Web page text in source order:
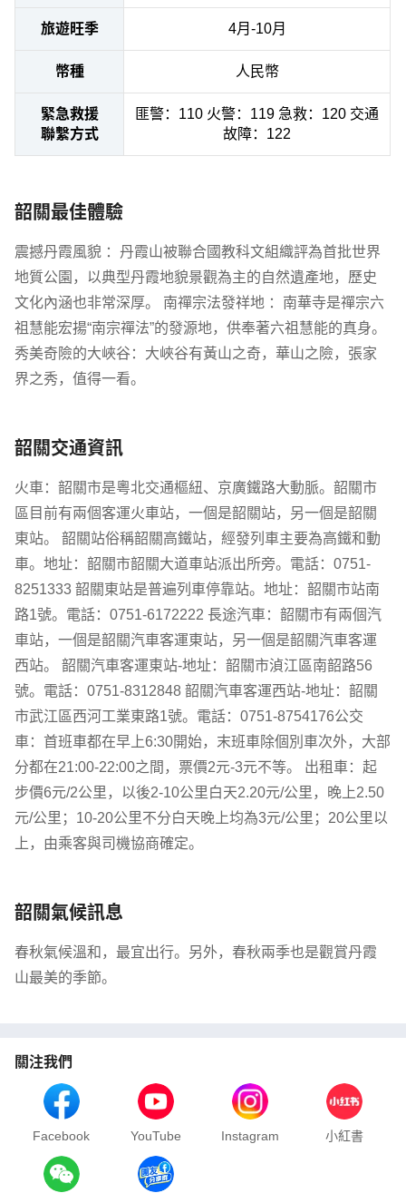
旅遊旺季 4月-10月
幣種 人民幣
緊急救援
聯繫方式
匪警：110 火警：119 急救：120 交通
故障：122
韶關最佳體驗
震撼丹霞風貌 ：丹霞山被聯合國教科文組織評為首批世界
地質公園，以典型丹霞地貌景觀為主的自然遺產地，歷史
文化內涵也非常深厚。 南禪宗法發祥地 ：南華寺是禪宗六
祖慧能宏揚“南宗禪法”的發源地，供奉著六祖慧能的真身。
秀美奇險的大峽谷：大峽谷有黃山之奇，華山之險，張家
界之秀，值得一看。
韶關交通資訊
火車：韶關市是粵北交通樞紐、京廣鐵路大動脈。韶關市
區目前有兩個客運火車站，一個是韶關站，另一個是韶關
東站。 韶關站俗稱韶關高鐵站，經發列車主要為高鐵和動
車。地址：韶關市韶關大道車站派出所旁。電話：0751-
8251333 韶關東站是普遍列車停靠站。地址：韶關市站南
路1號。電話：0751-6172222 長途汽車：韶關市有兩個汽
車站，一個是韶關汽車客運東站，另一個是韶關汽車客運
西站。 韶關汽車客運東站-地址：韶關市湞江區南韶路56
號。電話：0751-8312848 韶關汽車客運西站-地址：韶關
市武江區西河工業東路1號。電話：0751-8754176公交
車：首班車都在早上6:30開始，末班車除個別車次外，大部
分都在21:00-22:00之間，票價2元-3元不等。 出租車：起
步價6元/2公里，以後2-10公里白天2.20元/公里，晚上2.50
元/公里；10-20公里不分白天晚上均為3元/公里；20公里以
上，由乘客與司機協商確定。
韶關氣候訊息
春秋氣候溫和，最宜出行。另外，春秋兩季也是觀賞丹霞
山最美的季節。
關注我們
Facebook YouTube Instagram 小紅書